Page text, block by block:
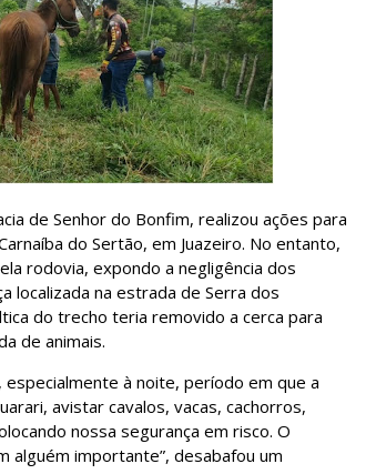
de Senhor do Bonfim, realizou ações para
do Sertão, em Juazeiro. No entanto,
rodovia, expondo a negligência dos
localizada na estrada de Serra dos
do trecho teria removido a cerca para
de animais.
à noite, período em que a
avistar cavalos, vacas, cachorros,
nossa segurança em risco. O
alguém importante”, desabafou um